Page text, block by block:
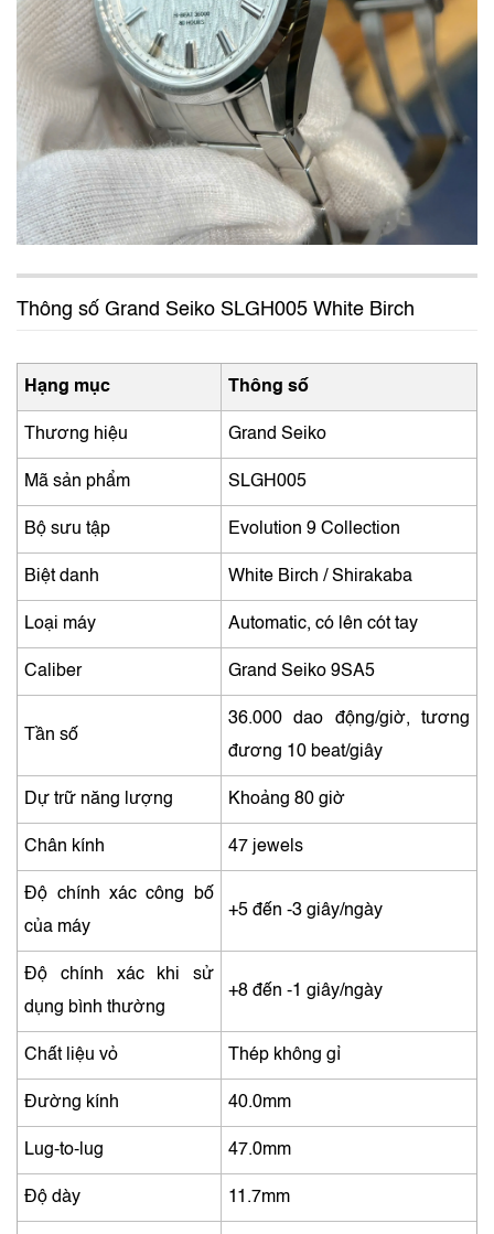
Thông số Grand Seiko SLGH005 White Birch
Hạng mục Thông số
Thương hiệu Grand Seiko
Mã sản phẩm SLGH005
Bộ sưu tập Evolution 9 Collection
Biệt danh White Birch / Shirakaba
Loại máy Automatic, có lên cót tay
Caliber Grand Seiko 9SA5
Tần số
36.000 dao động/giờ, tương
đương 10 beat/giây
Dự trữ năng lượng Khoảng 80 giờ
Chân kính 47 jewels
Độ chính xác công bố
của máy
+5 đến -3 giây/ngày
Độ chính xác khi sử
dụng bình thường
+8 đến -1 giây/ngày
Chất liệu vỏ Thép không gỉ
Đường kính 40.0mm
Lug-to-lug 47.0mm
Độ dày 11.7mm